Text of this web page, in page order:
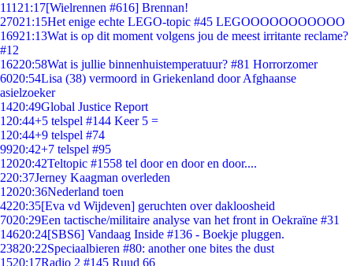
111 21:17[Wielrennen #616] Brennan!
27021:15Het enige echte LEGO-topic #45 LEGOOOOOOOOOOO
16921:13Wat is op dit moment volgens jou de meest irritante reclame?
#12
16220:58Wat is jullie binnenhuistemperatuur? #81 Horrorzomer
6020:54Lisa (38) vermoord in Griekenland door Afghaanse
asielzoeker
1420:49Global Justice Report
1 20:44+5 telspel #144 Keer 5 =
1 20:44+9 telspel #74
9920:42+7 telspel #95
12020:42Teltopic #1558 tel door en door en door....
220:37Jerney Kaagman overleden
12020:36Nederland toen
4220:35[Eva vd Wijdeven] geruchten over dakloosheid
7020:29Een tactische/militaire analyse van het front in Oekraïne #31
14620:24[SBS6] Vandaag Inside #136 - Boekje pluggen.
23820:22Speciaalbieren #80: another one bites the dust
1520:17Radio 2 #145 Ruud 66